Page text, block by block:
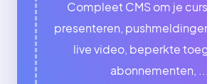
Compleet CMS om je
presenteren,
live video, beperkte
abonnementen, ...